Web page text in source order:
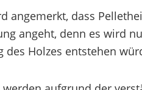
angemerkt, dass
angeht, denn es wird
des Holzes entstehen